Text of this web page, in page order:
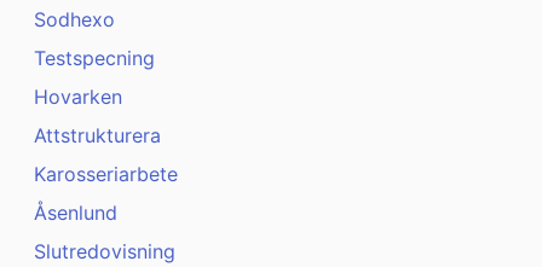
Sodhexo
Testspecning
Hovarken
Attstrukturera
Karosseriarbete
Åsenlund
Slutredovisning